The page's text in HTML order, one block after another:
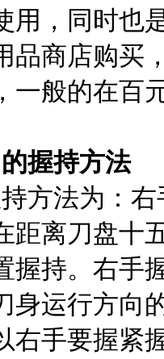
用，同时也
品商店购买
一般的在百
握持方法
方法为：
距离刀盘十
握持。右手
身运行方向
右手要握紧